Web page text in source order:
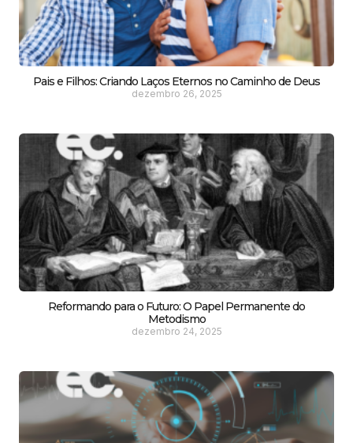
Pais e Filhos: Criando Laços Eternos no Caminho de Deus
dezembro 26, 2025
Reformando para o Futuro: O Papel Permanente do
Metodismo
dezembro 24, 2025